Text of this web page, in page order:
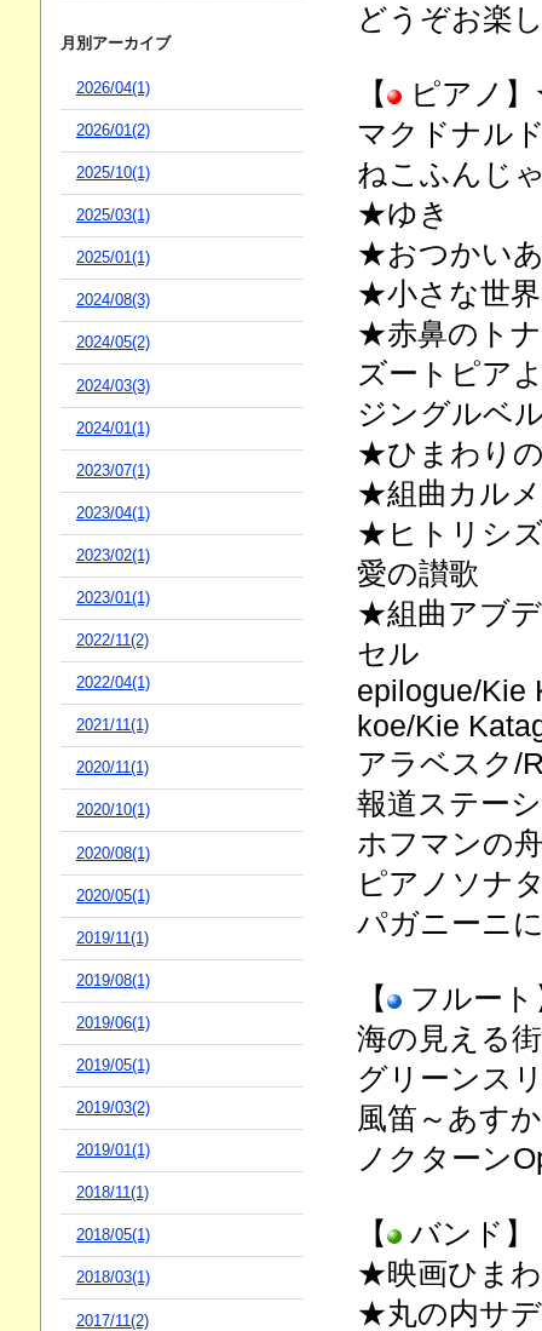
どうぞお楽
【
ピアノ
マクドナル
ねこふんじ
★ゆき
★おつかい
★小さな世界
★赤鼻のト
ズートピア
ジングルベ
★ひまわり
★組曲カル
★ヒトリシ
愛の讃歌
★組曲アブ
セル
epilogue/Kie
koe/Kie
アラベスク/
報道ステー
ホフマンの
ピアノソナ
パガニーニ
【
フルート
海の見える街
グリーンス
風笛～あす
ノクターン
【
バンド】
★映画ひま
★丸の内サ
月別アーカイブ
2026/04(1)
2026/01(2)
2025/10(1)
2025/03(1)
2025/01(1)
2024/08(3)
2024/05(2)
2024/03(3)
2024/01(1)
2023/07(1)
2023/04(1)
2023/02(1)
2023/01(1)
2022/11(2)
2022/04(1)
2021/11(1)
2020/11(1)
2020/10(1)
2020/08(1)
2020/05(1)
2019/11(1)
2019/08(1)
2019/06(1)
2019/05(1)
2019/03(2)
2019/01(1)
2018/11(1)
2018/05(1)
2018/03(1)
2017/11(2)